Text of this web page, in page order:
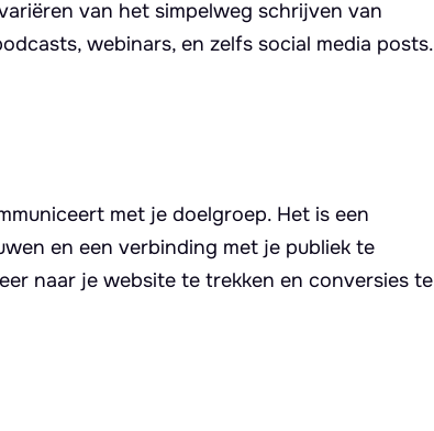
van het simpelweg schrijven van
webinars, en zelfs social media posts.
met je doelgroep. Het is een
en een verbinding met je publiek te
naar je website te trekken en conversies te